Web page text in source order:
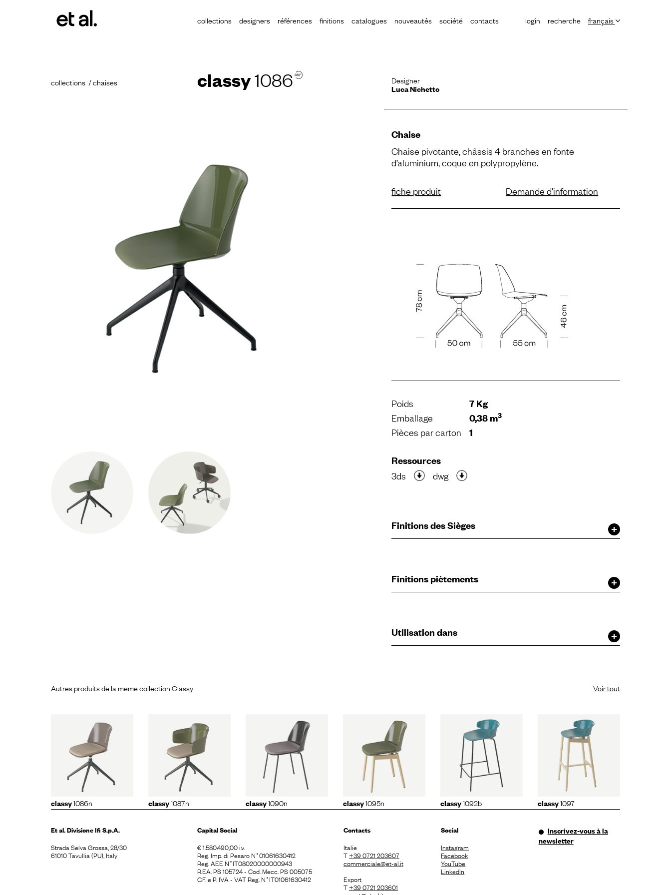
login recherche français
collections designers références finitions catalogues nouveautés société contacts
collections chaises classy1086 Designer
Luca Nichetto
Chaise
Chaise pivotante, châssis 4 branches en fonte
d’aluminium, coque en polypropylène.
fiche produit Demande d'information
Poids 7 Kg
Emballage 0,38 m3
Pièces par carton 1
Ressources
3ds dwg
Finitions des Sièges
Finitions piètements
Utilisation dans
Autres produits de la meme collection Classy Voir tout
classy1086n
classy
1087n
classy1087n
classy
1090n
classy1090n
classy
1095n
classy1095n
classy
1092b
classy1092b
classy
classy1097
Et al. DivisioneIfi S.p.A.
Strada Selva Grossa, 28/30
61010 Tavullia (PU), Italy
Capital Social
€ 1.580.490,00 i.v.
Reg. Imp. di Pesaro N˚01061630412
Reg. AEE N˚IT08020000000943
R.EA. PS 105724 - Cod. Mecc. PS 005075
C.F. e P. IVA - VAT Reg. N˚IT01061630412
Contacts
Italie
T+39 0721 203607
commerciale@et-al.it
Export
T+39 0721 203601
Social
Instagram
Facebook
YouTube
LinkedIn
Inscrivez-vous à la
newsletter